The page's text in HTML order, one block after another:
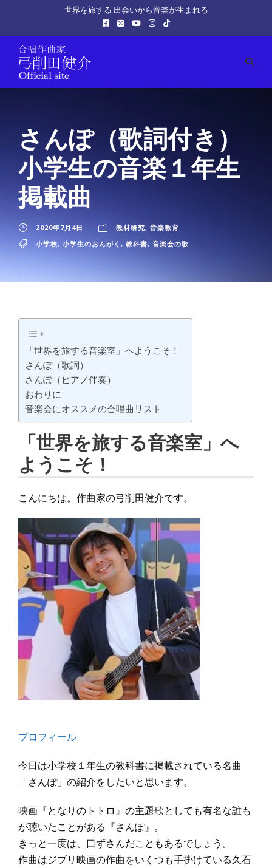
世界を旅する 出会いから音楽が生まれる
さんぽ（歌詞付き）
小学生の音楽１年生
掲載曲
2020年7月4日 教材研究, 音楽教育
小学校, 小学生のおんがく , 教科書, 音楽会の歌
「世界を旅する音楽室」へようこそ！
さんぽ（歌詞）
さんぽ（ピアノ伴奏）
おわりに
音楽会にオススメの合唱曲リスト
「世界を旅する音楽室」へ
ようこそ！
こんにちは。作曲家の弓削田健介です。
プロフィール
今日は小学校１年生の教科書に掲載されている名曲
「さんぽ」の紹介をしたいと思います。
映画『となりのトトロ』の主題歌としても有名な誰も
が聴いたことがある『さんぽ』。
きっと一度は、口ずさんだこともあるでしょう。
作曲はジブリ映画の作曲をいくつも手掛けている久石